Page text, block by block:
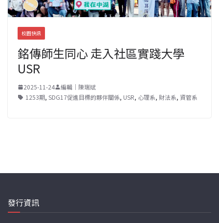
校園快訊
銘傳師生同心 走入社區實踐大學
USR
2025-11-24
編輯｜陳瑞斌
1253期, SDG17促進目標的夥伴關係, USR, 心理系, 財法系, 資管系
發行資訊